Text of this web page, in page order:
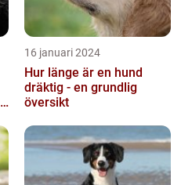
16 januari 2024
Hur länge är en hund
dräktig - en grundlig
översikt